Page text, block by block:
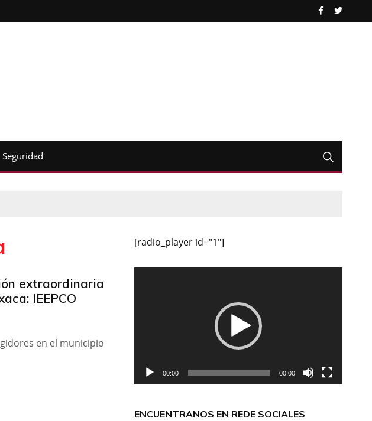
Seguridad
extraordinaria
IEEPCO
en el municipio
[radio_player id="1"]
00:00 00:00
ENCUENTRANOS EN REDE SOCIALES